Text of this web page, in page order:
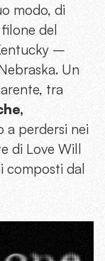
modo, di
del
–
Un
tra
a perdersi nei
di Love Will
composti dal